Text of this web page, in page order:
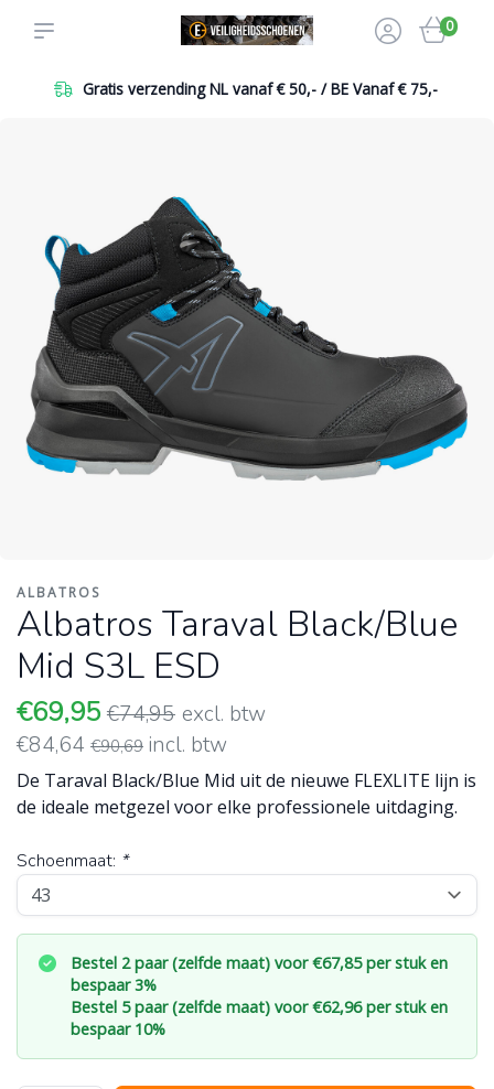
0
Gratis verzending NL vanaf € 50,- / BE Vanaf € 75,-
ALBATROS
Albatros Taraval Black/Blue
Mid S3L ESD
€69,95 €74,95 excl. btw
€84,64 €90,69 incl. btw
De Taraval Black/Blue Mid uit de nieuwe FLEXLITE lijn is
de ideale metgezel voor elke professionele uitdaging.
Schoenmaat: *
Bestel 2 paar (zelfde maat) voor €67,85 per stuk en
bespaar 3%
Bestel 5 paar (zelfde maat) voor €62,96 per stuk en
bespaar 10%